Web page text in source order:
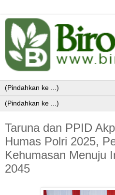
Taruna dan PPID
Humas Polri 2025,
Kehumasan Menuju
2045